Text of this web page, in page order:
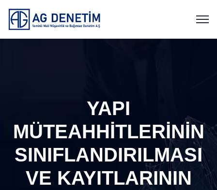
YAPI
MÜTEAHHİTLERİNİN
SINIFLANDIRILMASI
VE KAYITLARININ